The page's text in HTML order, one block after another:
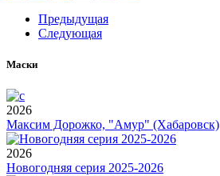
Предыдущая
Следующая
Маски
2026
Максим Дорожко, "Амур" (Хабаровск)
2026
Новогодняя серия 2025-2026